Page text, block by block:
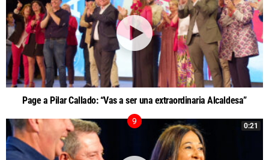
Page a Pilar Callado: “Vas a ser una extraordinaria Alcaldesa”
0:21